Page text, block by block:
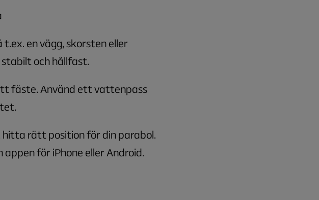
en vägg, skorsten eller
och hållfast.
fäste. Använd ett vattenpass
rätt position för din parabol.
för iPhone eller Android.